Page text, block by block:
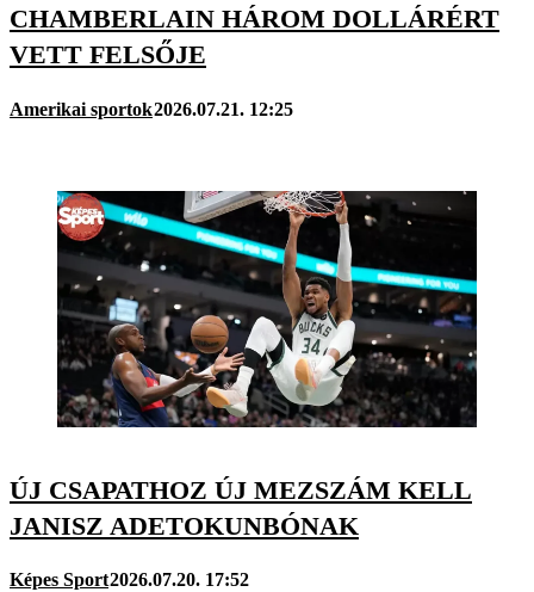
CHAMBERLAIN HÁROM DOLLÁRÉRT
VETT FELSŐJE
Amerikai sportok2026.07.21. 12:25
ÚJ CSAPATHOZ ÚJ MEZSZÁM KELL
JANISZ ADETOKUNBÓNAK
Képes Sport2026.07.20. 17:52